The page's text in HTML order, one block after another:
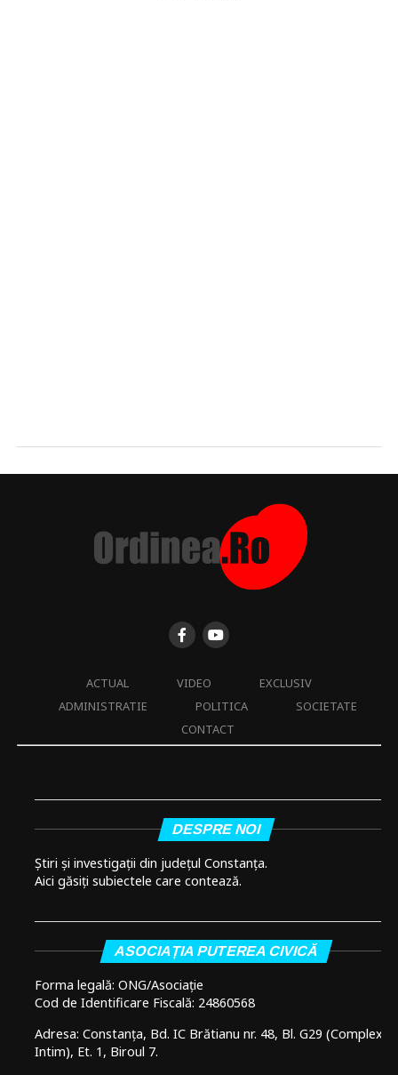
ACTUAL VIDEO
EXCLUSIV
ADMINISTRATIE
POLITICA
SOCIETATE
CONTACT
DESPRE NOI
Știri și investigații din județul Constanța.
Aici găsiți subiectele care contează.
ASOCIAȚIA PUTEREA CIVICĂ
Forma legală: ONG/Asociație
Cod de Identificare Fiscală: 24860568
Adresa: Constanța, Bd. IC Brătianu nr. 48, Bl. G29 (Complex
Intim), Et. 1, Biroul 7.